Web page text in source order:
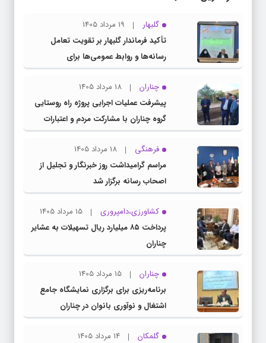
گلبهار
19 مرداد 1405
تأکید فرماندار گلبهار بر تقویت تعامل
رسانه‌ها و روابط عمومی‌ها برای
اطلاع‌رسانی شفاف
چناران
18 مرداد 1405
پیشرفت عملیات اجرایی پروژه راه روستایی
گروه چناران با مشارکت مردم و اعتبارات
دولتی
فرهنگی
18 مرداد 1405
مراسم گرامیداشت روز خبرنگار و تجلیل از
اصحاب رسانه برگزار شد
کشاورزی،دامپروری
15 مرداد 1405
پرداخت ۸۵ میلیارد ریال تسهیلات به عشایر
چناران
چناران
15 مرداد 1405
برنامه‌ریزی برای برگزاری نمایشگاه جامع
اشتغال و نوآوری بانوان در چناران
گلمکان
14 مرداد 1405